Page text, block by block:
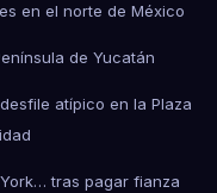
en el norte de México
de Yucatán
atípico en la Plaza
tras pagar fianza